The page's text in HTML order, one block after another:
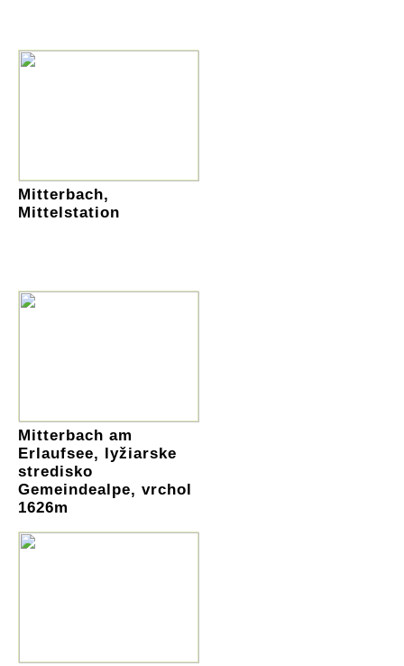
Mitterbach,
Mittelstation
Mitterbach am
Erlaufsee, lyžiarske
stredisko
Gemeindealpe, vrchol
1626m